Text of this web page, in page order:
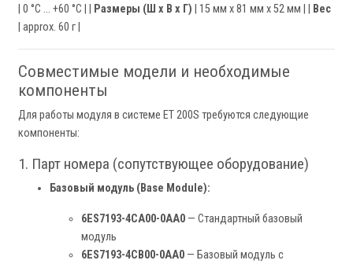
| 0 °C ... +60 °C | | Размеры (Ш x В x Г) | 15 мм x 81 мм x 52 мм | |
Вес
| approx. 60 г |
Совместимые модели и необходимые
компоненты
Для работы модуля в системе ET 200S требуются следующие
компоненты:
1. Парт номера (сопутствующее оборудование)
Базовый модуль (Base Module):
6ES7193-4CA00-0AA0 — Стандартный базовый
модуль
6ES7193-4CB00-0AA0 — Базовый модуль с